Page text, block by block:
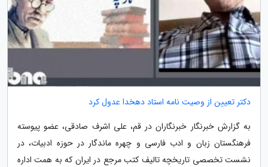
دکتر تعیین از وصیت نامه استاد دهخدا عدول کرد
به گزارش خبرنگار خبرنگاران در قم، علی اشرف صادقی، عضو پیوسته
فرهنگستان زبان و ادب فارسی و چهره ماندگار در حوزه ادبیات، در
نشست تخصصی تاریخچه تالیف کتب مرجع در ایران که به همت اداره